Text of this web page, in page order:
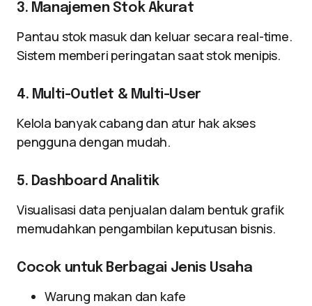
3. Manajemen Stok Akurat
Pantau stok masuk dan keluar secara real-time.
Sistem memberi peringatan saat stok menipis.
4. Multi-Outlet & Multi-User
Kelola banyak cabang dan atur hak akses
pengguna dengan mudah.
5. Dashboard Analitik
Visualisasi data penjualan dalam bentuk grafik
memudahkan pengambilan keputusan bisnis.
Cocok untuk Berbagai Jenis Usaha
Warung makan dan kafe